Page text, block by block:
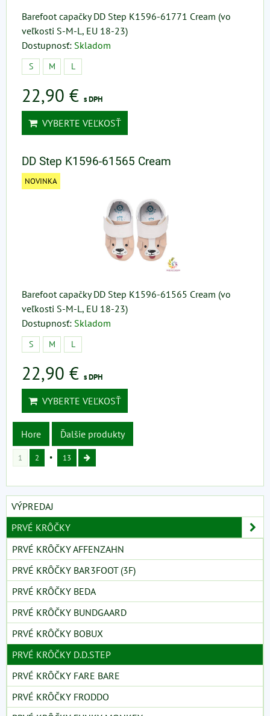
Barefoot capačky DD Step K1596-61771 Cream (vo
veľkosti S-M-L, EU 18-23)
Dostupnosť: Skladom
S M L
22,90 € s DPH
VYBERTE VEĽKOSŤ
DD Step K1596-61565 Cream
NOVINKA
Barefoot capačky DD Step K1596-61565 Cream (vo
veľkosti S-M-L, EU 18-23)
Dostupnosť: Skladom
S M L
22,90 € s DPH
VYBERTE VEĽKOSŤ
Hore Ďalšie produkty
1 2 13
VÝPREDAJ
PRVÉ KRÔČKY
PRVÉ KRÔČKY AFFENZAHN
PRVÉ KRÔČKY BAR3FOOT (3F)
PRVÉ KRÔČKY BEDA
PRVÉ KRÔČKY BUNDGAARD
PRVÉ KRÔČKY BOBUX
PRVÉ KRÔČKY D.D.STEP
PRVÉ KRÔČKY FARE BARE
PRVÉ KRÔČKY FRODDO